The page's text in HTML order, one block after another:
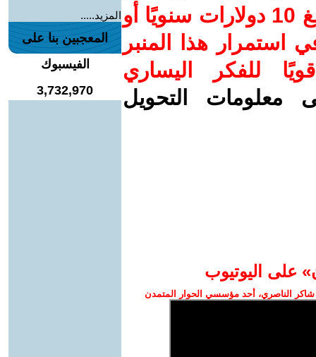
ساهم/ي معنا! بدعمكم بمبلغ 10 دولارات سنويًا أو
استمرار هذا المنبر
للفكر اليساري
معلومات التحويل
على اليوتيوب
الناصري، أحد مؤسسي الحوار المتمدن
المزيد.....
المعجبين بنا على
الفيسبوك
3,732,970